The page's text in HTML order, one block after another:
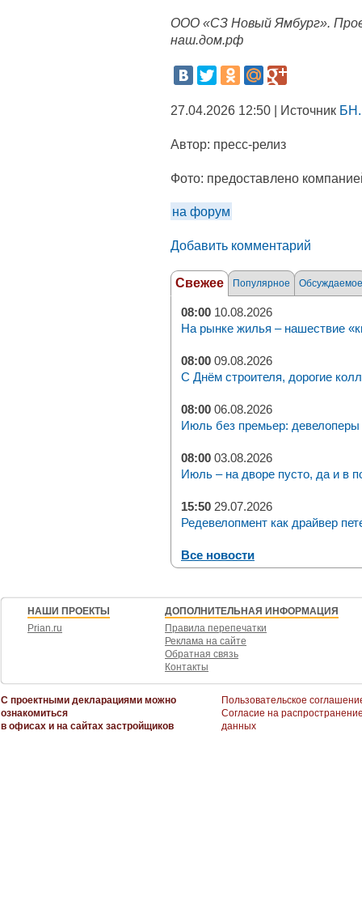
ООО «СЗ Новый Ямбург».
наш.дом.рф
27.04.2026 12:50 | Источник
Автор: пресс-релиз
Фото: предоставлено
на форум
Добавить комментарий
Свежее Популярное Обсуждаемое
08:00 10.08.2026
На рынке жилья – нашествие
08:00 09.08.2026
С Днём строителя, дорогие
08:00 06.08.2026
Июль без премьер: девелоперы
08:00 03.08.2026
Июль – на дворе пусто, да и в
15:50 29.07.2026
Редевелопмент как драйвер
Все новости
НАШИ ПРОЕКТЫ
Prian.ru
ДОПОЛНИТЕЛЬНАЯ ИНФОРМАЦИЯ
Правила перепечатки
Реклама на сайте
Обратная связь
Контакты
С проектными декларациями можно
ознакомиться
в офисах и на сайтах застройщиков
Пользовательское
Согласие на
данных